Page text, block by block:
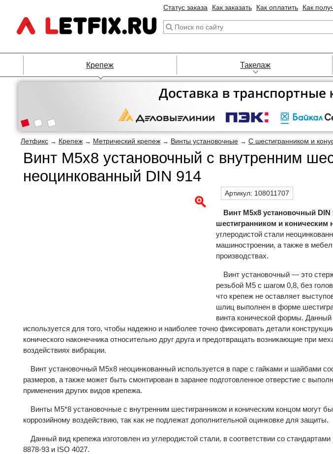
Статус заказа Как заказать Как оплатить Как
Крепеж Такелаж
Летфикс → Крепеж → Метрический крепеж → Винты установочные → С шестигранником и
Винт М5х8 установочный с внутренним
неоцинкованный DIN 914
Артикул: 108011707
Винт М5х8 установочный DIN
шестигранником и коническим
углеродистой стали
машиностроении, а также в
производствах.
Винт установочный — это
резьбой М5 с шагом 0,8, без
что крепеж не оставляет
шлиц выполнен в форме
винта конической формы.
используется для того, чтобы надежно и наиболее точно фиксировать детали
конического наконечника относительно друг друга и предотвращать возникающие при
воздействиях вибрации.
Винт установочный М5х8 неоцинкованный используется в паре с гайками и шайбами
размеров, а также может быть смонтирован в заранее подготовленное отверстие с
применения других видов крепежа.
Винты М5*8 установочные с внутренним шестигранником и коническим концом могут
коррозийному воздействию, так как не подлежат дополнительной оцинковке для защиты.
Данный вид крепежа изготовлен из углеродистой стали, в соответствии со
8878-93 и ISO 4027.